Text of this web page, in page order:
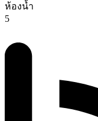
ห้องน้ำ
5